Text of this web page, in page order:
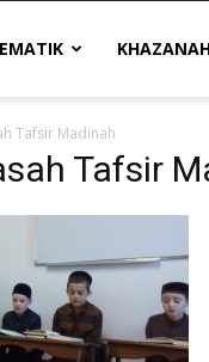
Tafsir Madinah
Tafsir